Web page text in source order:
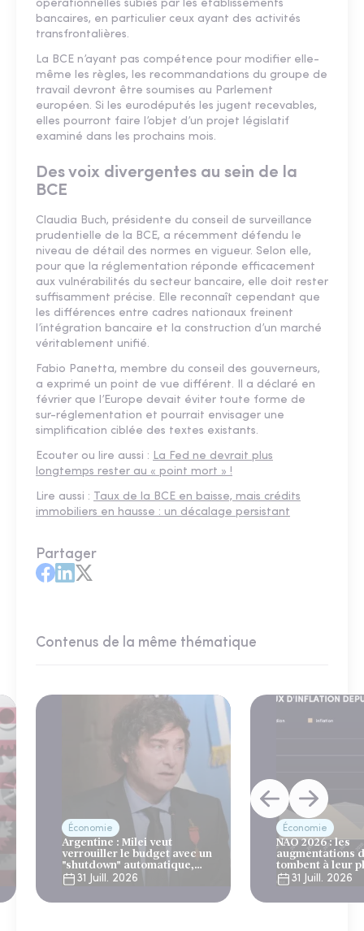
opérationnelles subies par les établissements
bancaires, en particulier ceux ayant des activités
transfrontalières.
La BCE n’ayant pas compétence pour modifier elle-
même les règles, les recommandations du groupe de
travail devront être soumises au Parlement
européen. Si les eurodéputés les jugent recevables,
elles pourront faire l’objet d’un projet législatif
examiné dans les prochains mois.
Des voix divergentes au sein de la
BCE
Claudia Buch, présidente du conseil de surveillance
prudentielle de la BCE, a récemment défendu le
niveau de détail des normes en vigueur. Selon elle,
pour que la réglementation réponde efficacement
aux vulnérabilités du secteur bancaire, elle doit rester
suffisamment précise. Elle reconnaît cependant que
les différences entre cadres nationaux freinent
l’intégration bancaire et la construction d’un marché
véritablement unifié.
Fabio Panetta, membre du conseil des gouverneurs,
a exprimé un point de vue différent. Il a déclaré en
février que l’Europe devait éviter toute forme de
sur-réglementation et pourrait envisager une
simplification ciblée des textes existants.
Ecouter ou lire aussi : La Fed ne devrait plus
longtemps rester au « point mort » !
Lire aussi : Taux de la BCE en baisse, mais crédits
immobiliers en hausse : un décalage persistant
Partager
Contenus de la même thématique
Économie
Argentine : Milei veut
verrouiller le budget avec un
"shutdown" automatique,
sous le regard bienveillant
du FMI
31 Juill. 2026
Économie
NAO 2026 : les
augmentations
tombent à leur
niveau depuis 4
31 Juill. 2026